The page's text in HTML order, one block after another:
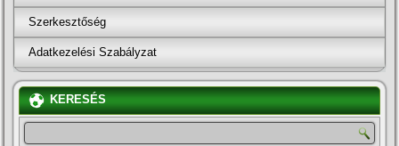
Szerkesztőség
Adatkezelési Szabályzat
KERESÉS